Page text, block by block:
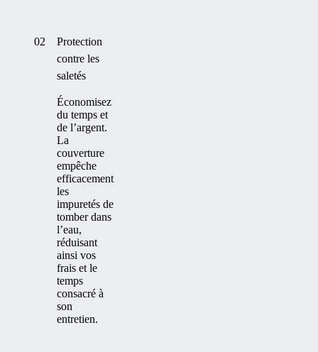
02
Protection
contre les
saletés
Économisez
du temps et
de l’argent.
La
couverture
empêche
efficacement
les
impuretés de
tomber dans
l’eau,
réduisant
ainsi vos
frais et le
temps
consacré à
son
entretien.